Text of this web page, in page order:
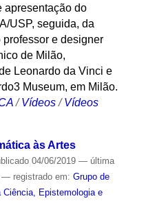
apresentação do
USP, seguida, da
e designer
de Milão,
Leonardo da Vinci e
Museum, em Milão.
/ Vídeos / Vídeos
às Artes
04/06/2019 — última
— registrado em: Grupo de
Ciência, Epistemologia e